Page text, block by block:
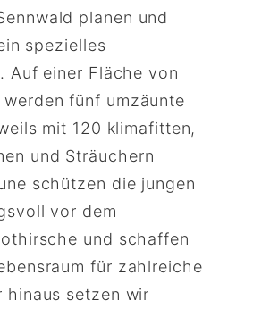
planen und
spezielles
Auf einer Fläche von
werden fünf umzäunte
mit 120 klimafitten,
und Sträuchern
schützen die jungen
vor dem
und schaffen
für zahlreiche
hinaus setzen wir